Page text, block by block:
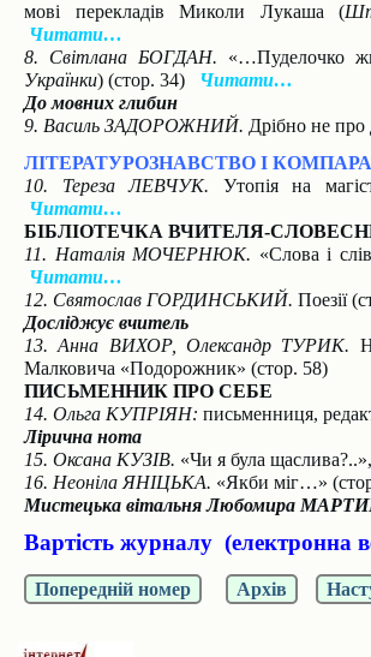
мові перекладів Миколи Лукаша (
Читати…
8. Світлана БОГДАН. «…Пуделочко
Українки) (стор. 34) Читати…
До мовних глибин
9. Василь ЗАДОРОЖНИЙ. Дрібно не про
ЛІТЕРАТУРОЗНАВСТВО І
10. Тереза ЛЕВЧУК. Утопія на
Читати…
БІБЛІОТЕЧКА ВЧИТЕЛЯ-
11. Наталія МОЧЕРНЮК. «Слова і
Читати…
12. Святослав ГОРДИНСЬКИЙ. Поезії
Досліджує вчитель
13. Анна ВИХОР, Олександр ТУРИК.
Малковича «Подорожник» (стор. 58)
ПИСЬМЕННИК ПРО СЕБЕ
14. Ольга КУПРІЯН: письменниця,
Лірична нота
15. Оксана КУЗІВ. «Чи я була
16. Неоніла ЯНІЦЬКА. «Якби міг…»
Мистецька вітальня Любомира
Вартість журналу (електронна
Попередній номер Архів